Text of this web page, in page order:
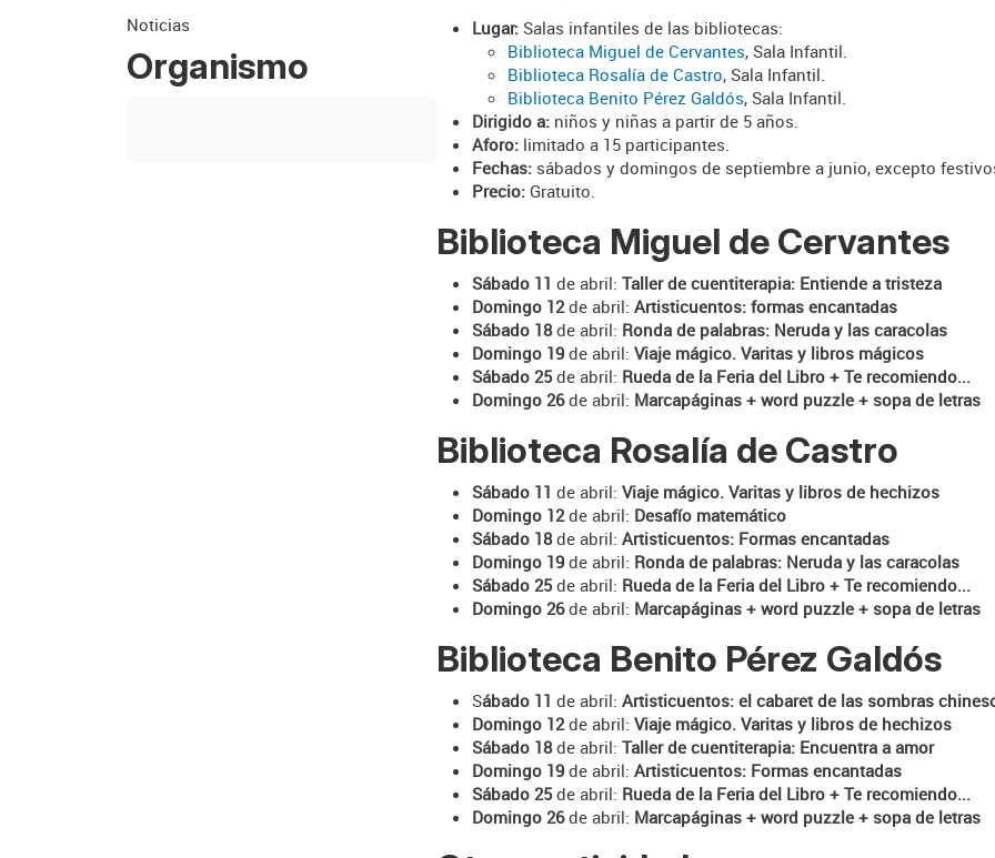
Noticias
Organismo
Lugar: Salas infantiles de las bibliotecas:
Biblioteca Miguel de Cervantes, Sala Infantil.
Biblioteca Rosalía de Castro, Sala Infantil.
Biblioteca Benito Pérez Galdós, Sala Infantil.
Dirigido a: niños y niñas a partir de 5 años.
Aforo: limitado a 15 participantes.
Fechas: sábados y domingos de septiembre a junio, excepto
Precio: Gratuito.
Biblioteca Miguel de Cervantes
Sábado 11 de abril: Taller de cuentiterapia: Entiende a tristeza
Domingo 12de abril: Artisticuentos: formas encantadas
Sábado 18de abril: Ronda de palabras: Neruda y las caracolas
Domingo 19 de abril: Viaje mágico. Varitas y libros mágicos
Sábado 25de abril: Rueda de la Feria del Libro + Te recomiendo...
Domingo 26de abril: Marcapáginas + word puzzle + sopa de letras
Biblioteca Rosalía de Castro
Sábado 11 de abril: Viaje mágico. Varitas y libros de hechizos
Domingo 12de abril: Desafío matemático
Sábado 18de abril: Artisticuentos: Formas encantadas
Domingo 19 de abril: Ronda de palabras: Neruda y las caracolas
Sábado 25de abril: Rueda de la Feria del Libro + Te recomiendo...
Domingo 26de abril: Marcapáginas + word puzzle + sopa de letras
Biblioteca Benito Pérez Galdós
Sábado 11 de abril: Artisticuentos: el cabaret de las sombras
Domingo 12de abril: Viaje mágico. Varitas y libros de hechizos
Sábado 18de abril: Taller de cuentiterapia: Encuentra a amor
Domingo 19 de abril: Artisticuentos: Formas encantadas
Sábado 25de abril: Rueda de la Feria del Libro + Te recomiendo...
Domingo 26de abril: Marcapáginas + word puzzle + sopa de letras